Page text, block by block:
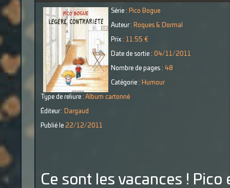
Série : Pico Bogue
Auteur : Roques & Dormal
Prix : 11.55 €
Date de sortie : 04/11/2011
Nombre de pages : 48
Catégorie : Humour
Type de reliure : Album cartonné
Éditeur : Dargaud
Publié le 22/12/2011
Ce sont les vacances !